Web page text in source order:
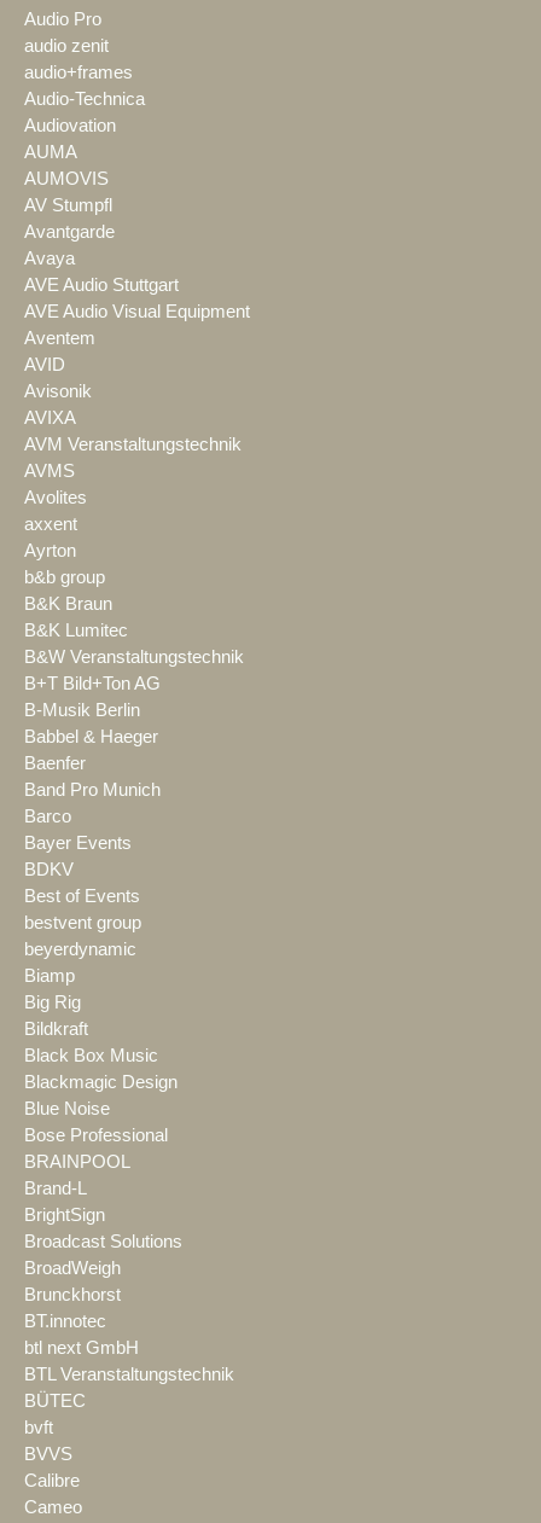
Audio Pro
audio zenit
audio+frames
Audio-Technica
Audiovation
AUMA
AUMOVIS
AV Stumpfl
Avantgarde
Avaya
AVE Audio Stuttgart
AVE Audio Visual Equipment
Aventem
AVID
Avisonik
AVIXA
AVM Veranstaltungstechnik
AVMS
Avolites
axxent
Ayrton
b&b group
B&K Braun
B&K Lumitec
B&W Veranstaltungstechnik
B+T Bild+Ton AG
B-Musik Berlin
Babbel & Haeger
Baenfer
Band Pro Munich
Barco
Bayer Events
BDKV
Best of Events
bestvent group
beyerdynamic
Biamp
Big Rig
Bildkraft
Black Box Music
Blackmagic Design
Blue Noise
Bose Professional
BRAINPOOL
Brand-L
BrightSign
Broadcast Solutions
BroadWeigh
Brunckhorst
BT.innotec
btl next GmbH
BTL Veranstaltungstechnik
BÜTEC
bvft
BVVS
Calibre
Cameo